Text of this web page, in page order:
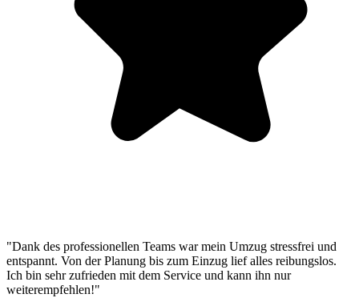
"Dank des professionellen Teams war mein Umzug stressfrei und
entspannt. Von der Planung bis zum Einzug lief alles reibungslos.
Ich bin sehr zufrieden mit dem Service und kann ihn nur
weiterempfehlen!"